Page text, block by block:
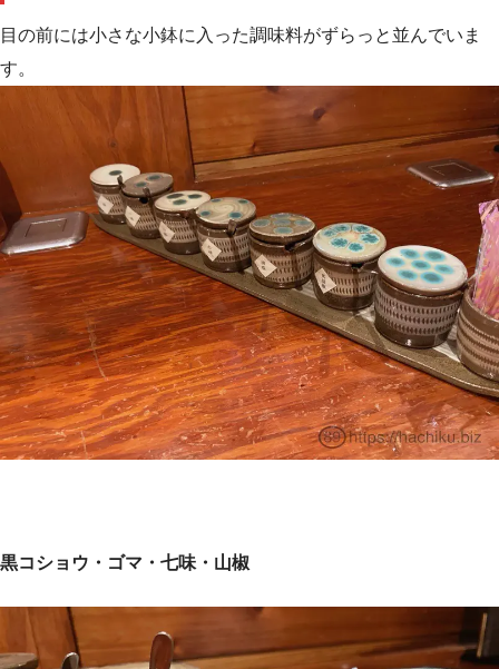
目の前には小さな小鉢に入った調味料がずらっと並んでいま
す。
黒コショウ・ゴマ・七味・山椒